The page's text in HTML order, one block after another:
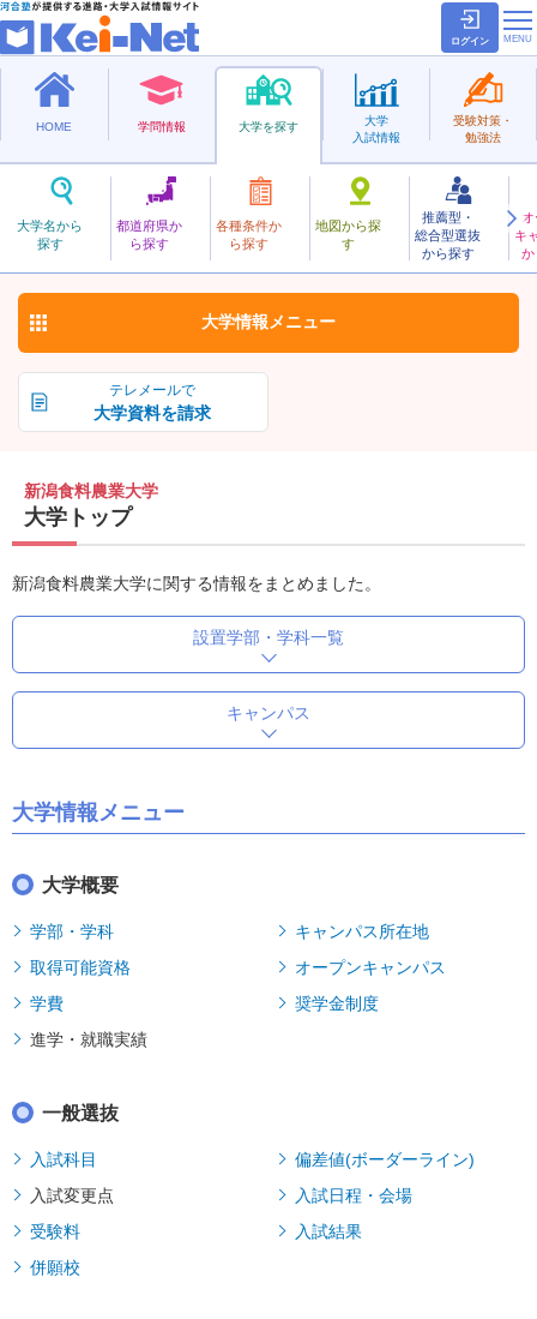
ログイン
HOME 学問情報 大学を探す
大学名から
探す
都道府県か
ら探す
各種条件か
ら探す
地図から探
す
推薦型・
総合型選抜
から探す
キ
か
大学
入試情報
受験対策・
勉強法
私立
にいがたしょくりょうのうぎょう
新潟食料農業大学 お気に入り
テレメールで
大学資料を請求
大学情報 メニュー
新潟食料農業大学
大学トップ
新潟食料農業大学に関する情報をまとめました。
設置学部・学科一覧
キャンパス
大学情報メニュー
大学概要
学部・学科
キャンパス所在地
取得可能資格
オープンキャンパス
学費
奨学金制度
進学・就職実績
一般選抜
入試科目
偏差値(ボーダーライン)
入試変更点
入試日程・会場
受験料
入試結果
併願校